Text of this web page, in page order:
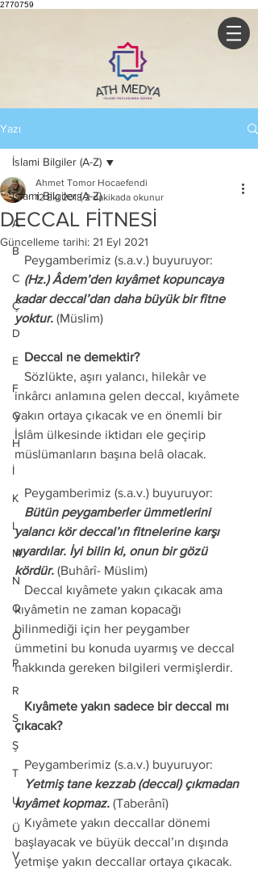
2770759
Yazı
İslami Bilgiler (A-Z)
A
B
C
Ç
D
E
F
G
H
İ
K
L
M
N
O
Ö
P
R
S
Ş
T
U
Ü
V
İslami Bilgiler (A-Z)
DECCAL FİTNESİ
Ahmet Tomor Hocaefendi
12 Eki 2018 2 dakikada okunur
Güncelleme tarihi: 21 Eyl 2021
   Peygamberimiz (s.a.v.) buyuruyor:
   (Hz.) Âdem’den kıyâmet kopuncaya
kadar deccal’dan daha büyük bir fitne
yoktur. (Müslim)
   Deccal ne demektir?
inkârcı anlamına gelen deccal, kıyâmete
yakın ortaya çıkacak ve en önemli bir
İslâm ülkesinde iktidarı ele geçirip
müslümanların başına belâ olacak.
   Peygamberimiz (s.a.v.) buyuruyor:
yalancı kör deccal’ın fitnelerine karşı
uyardılar. İyi bilin ki, onun bir gözü
kördür. (Buhârî- Müslim)
kıyâmetin ne zaman kopacağı
bilinmediği için her peygamber
ümmetini bu konuda uyarmış ve deccal
hakkında gereken bilgileri vermişlerdir.
çıkacak?
   Peygamberimiz (s.a.v.) buyuruyor:
kıyâmet kopmaz. (Taberânî)
   Kıyâmete yakın deccallar dönemi
başlayacak ve büyük deccal’ın dışında
yetmişe yakın deccallar ortaya çıkacak.